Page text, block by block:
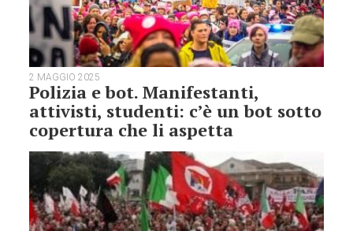
2 MAGGIO 2025
Polizia e bot. Manifestanti,
attivisti, studenti: c’è un bot sotto
copertura che li aspetta